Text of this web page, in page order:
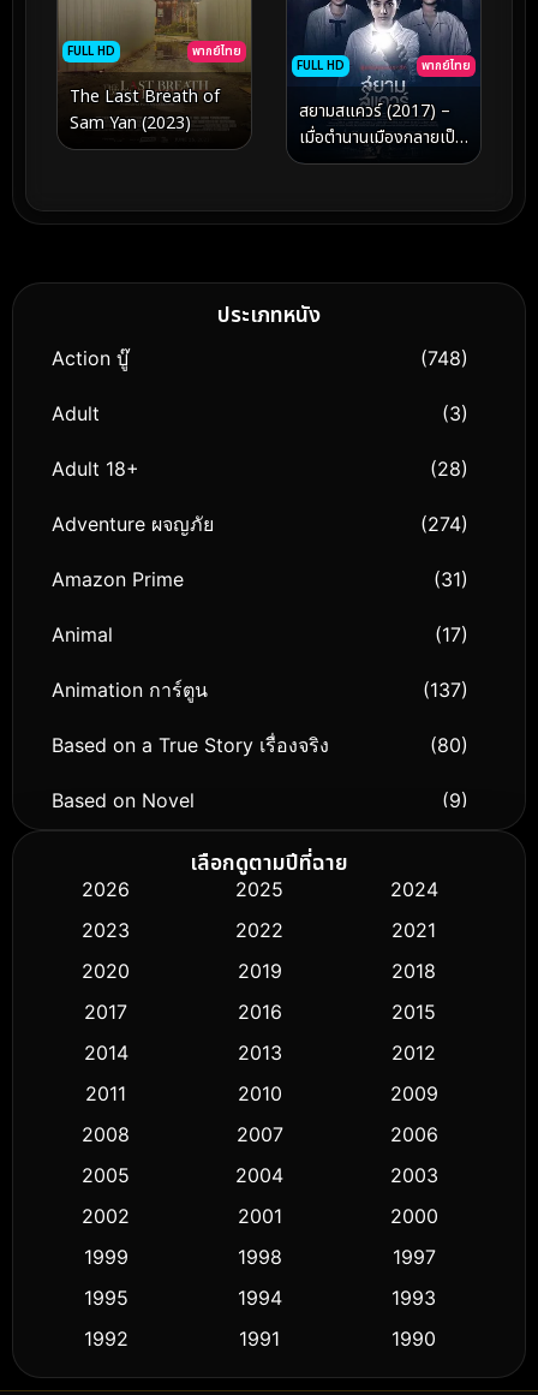
FULL HD พากย์ไทย
The Last Breath of
Sam Yan (2023)
FULL HD พากย์ไทย
สยามสแควร์ (2017) –
เมื่อตำนานเมืองกลายเป็น
ความจริงที่ตามหลอก
เยาว์
ประเภทหนัง
Action บู๊ (748)
Adult (3)
Adult 18+ (28)
Adventure ผจญภัย (274)
Amazon Prime (31)
Animal (17)
Animation การ์ตูน (137)
Based on a True Story เรื่องจริง (80)
Based on Novel (9)
Biography ชีวิตจริง
Classic หนังคลาสสิก (50)
Comedy ตลก (433)
Crime อาชญากรรม (511)
Cult Film
Dance เต้น (10)
Detective สืบสวน (58)
เลือกดูตามปีที่ฉาย
2026 2025
2024
2023
2022
2021
2020
2019
2018
2017
2016
2015
2014
2013
2012
2011
2010
2009
2008
2007
2006
2005
2004
2003
2002
2001
2000
1999
1998
1997
1995
1994
1993
1992
1991
1990
1989
1988
1986